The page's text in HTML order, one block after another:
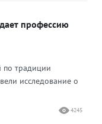
профессию
по традиции
исследование о
4245